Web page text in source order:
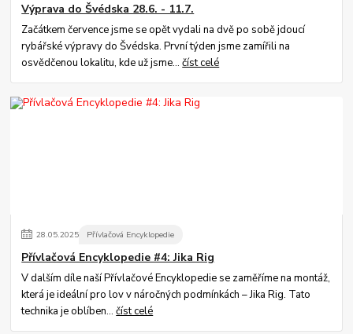
Výprava do Švédska 28.6. - 11.7.
Začátkem července jsme se opět vydali na dvě po sobě jdoucí
rybářské výpravy do Švédska. První týden jsme zamířili na
osvědčenou lokalitu, kde už jsme...číst celé
28.05.2025 Přívlačová Encyklopedie
Přívlačová Encyklopedie #4: Jika Rig
V dalším díle naší Přívlačové Encyklopedie se zaměříme na montáž,
která je ideální pro lov v náročných podmínkách – Jika Rig. Tato
technika je oblíben...číst celé